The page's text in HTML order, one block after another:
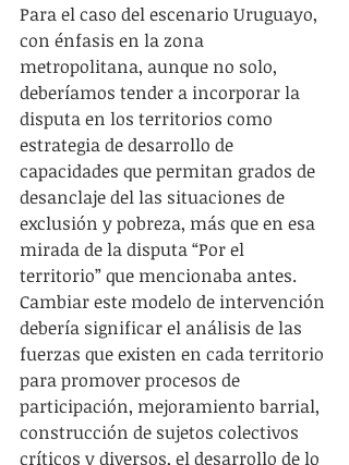
Para el caso del escenario Uruguayo,
con énfasis en la zona
metropolitana, aunque no solo,
deberíamos tender a incorporar la
disputa en los territorios como
estrategia de desarrollo de
capacidades que permitan grados de
desanclaje del las situaciones de
exclusión y pobreza, más que en esa
mirada de la disputa “Por el
territorio” que mencionaba antes.
Cambiar este modelo de intervención
debería significar el análisis de las
fuerzas que existen en cada territorio
para promover procesos de
participación, mejoramiento barrial,
construcción de sujetos colectivos
críticos y diversos, el desarrollo de lo